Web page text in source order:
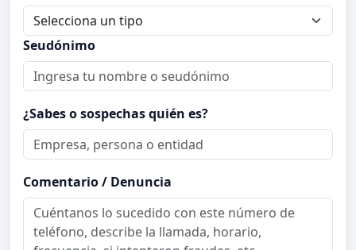
Seudónimo
¿Sabes o sospechas quién es?
Comentario / Denuncia